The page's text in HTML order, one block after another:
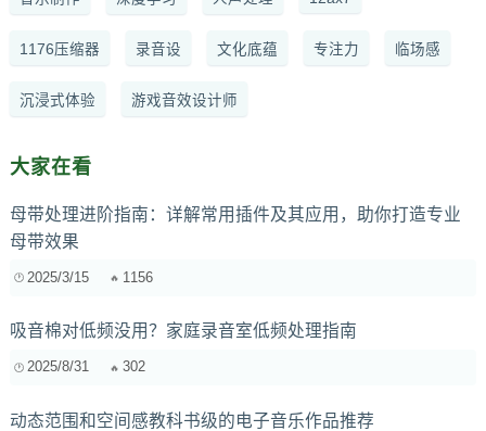
1176压缩器 录音设 文化底蕴 专注力 临场感
沉浸式体验 游戏音效设计师
大家在看
母带处理进阶指南：详解常用插件及其应用，助你打造专业
母带效果
2025/3/15 1156
吸音棉对低频没用？家庭录音室低频处理指南
2025/8/31 302
动态范围和空间感教科书级的电子音乐作品推荐